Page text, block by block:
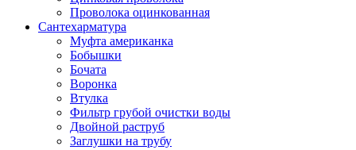
Проволока оцинкованная
Сантехарматура
Муфта американка
Бобышки
Бочата
Воронка
Втулка
Фильтр грубой очистки воды
Двойной раструб
Заглушки на трубу